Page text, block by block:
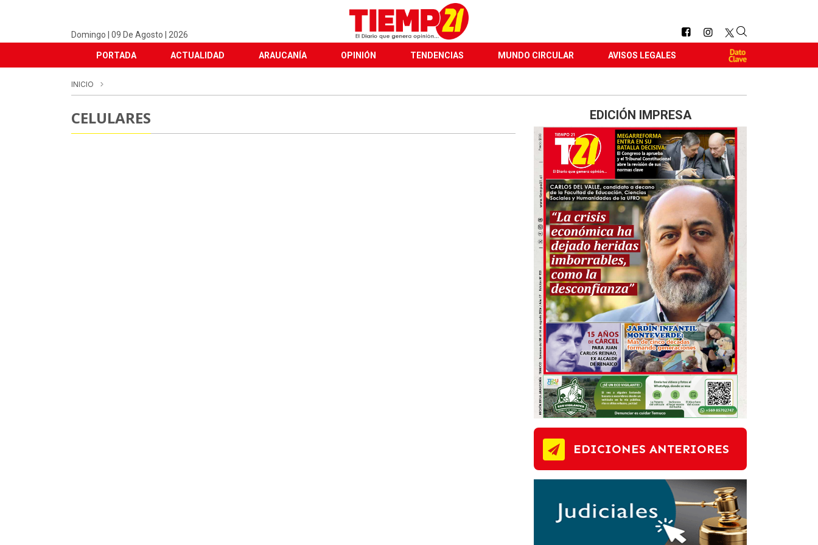
Domingo | 09 De Agosto | 2026
PORTADA ACTUALIDAD ARAUCANÍA OPINIÓN TENDENCIAS MUNDO CIRCULAR AVISOS LEGALES
INICIO
CELULARES EDICIÓN IMPRESA
EDICIONES ANTERIORES